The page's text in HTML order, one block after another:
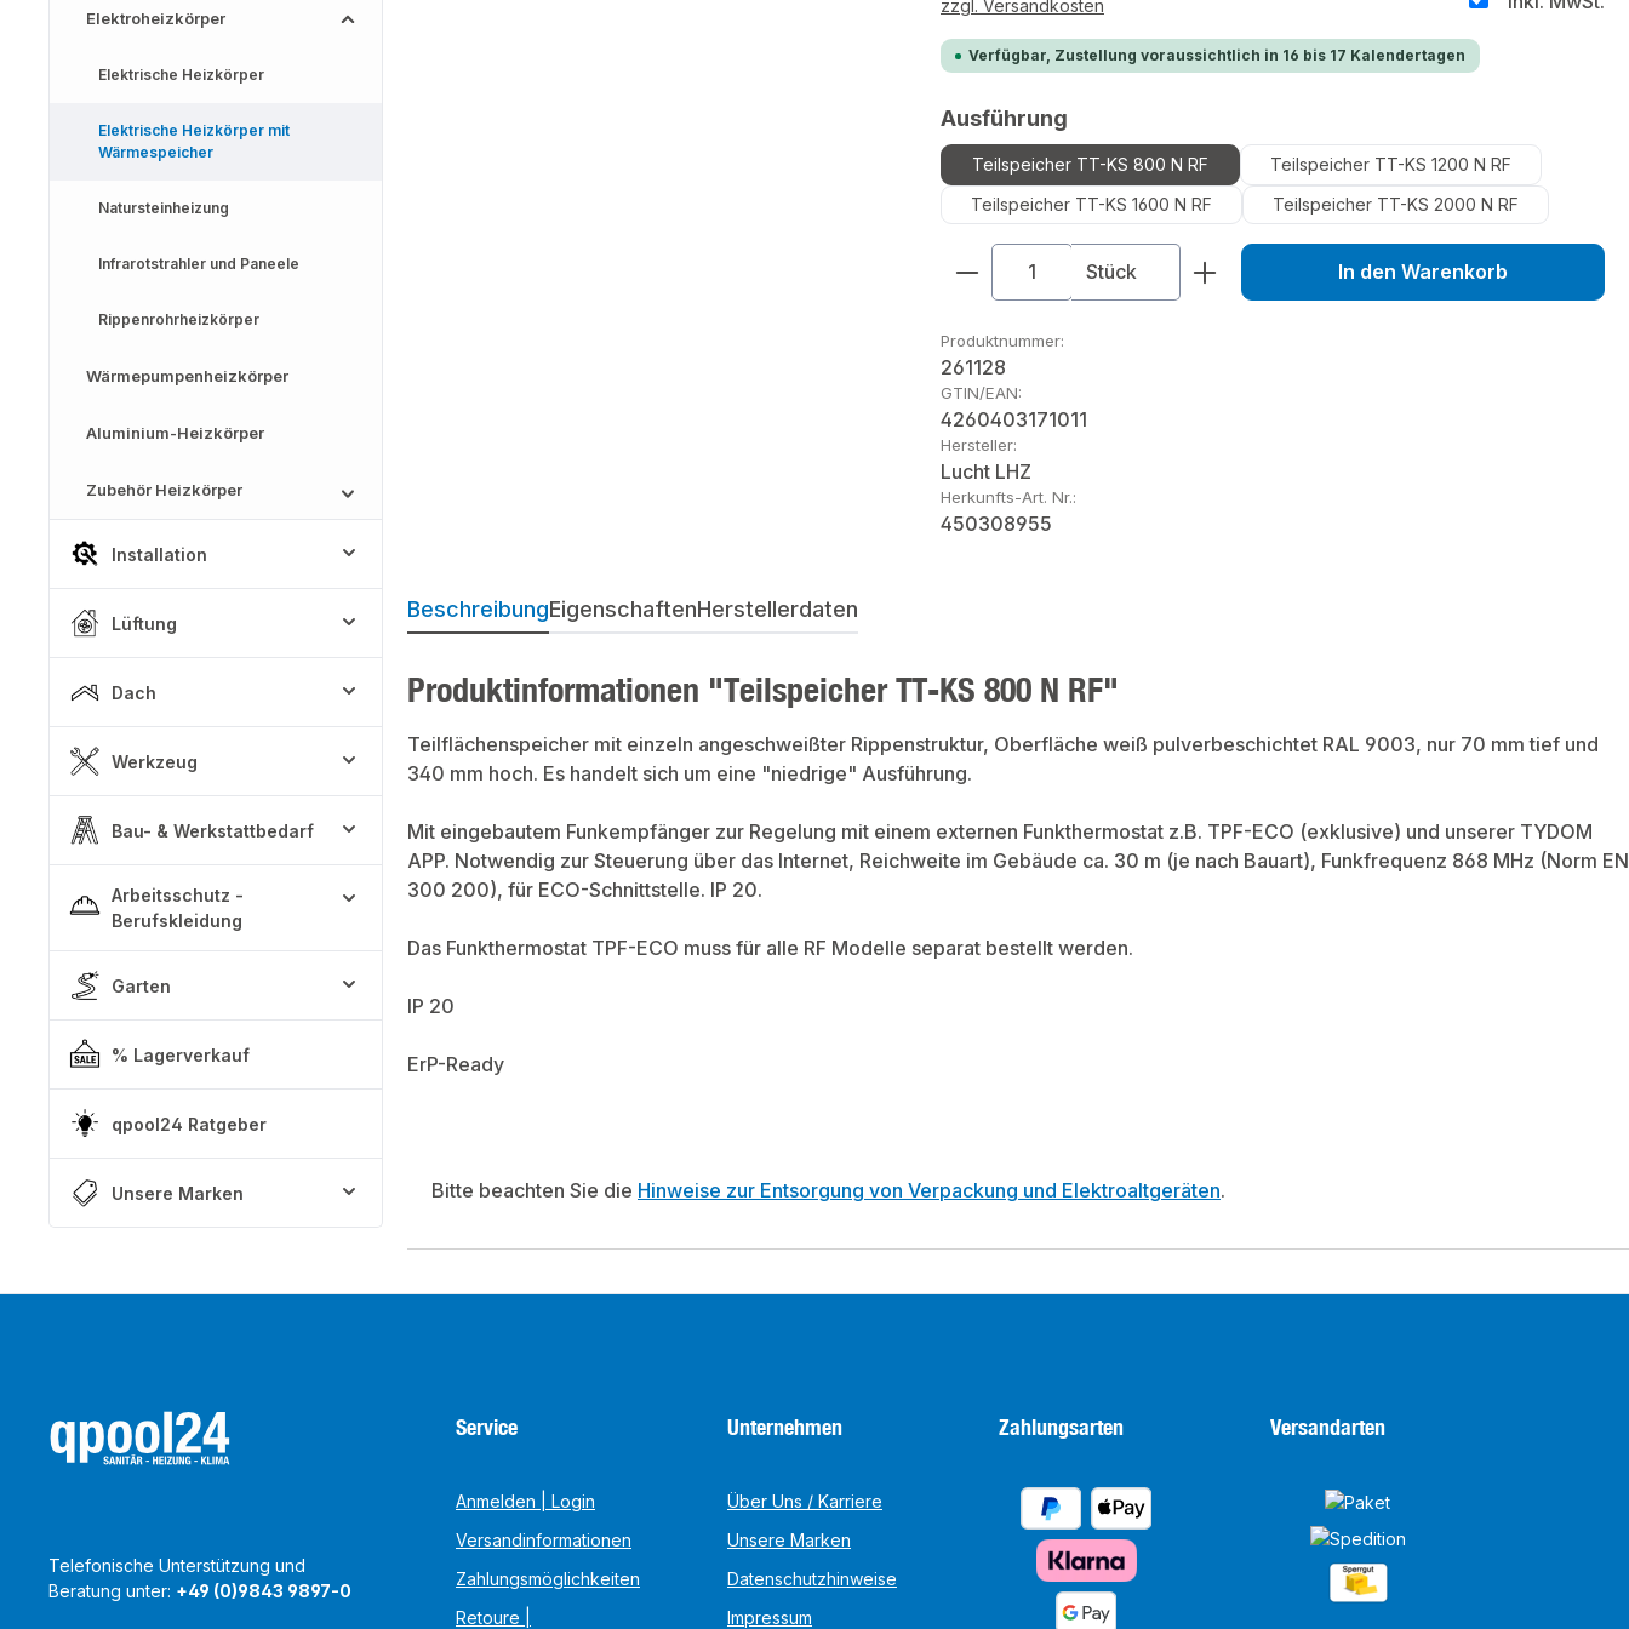
Elektroheizkörper
Elektrische Heizkörper
Elektrische Heizkörper mit
Wärmespeicher
Natursteinheizung
Infrarotstrahler und Paneele
Rippenrohrheizkörper
Wärmepumpenheizkörper
Aluminium-Heizkörper
Zubehör Heizkörper
Installation
Lüftung
Dach
Werkzeug
Bau- & Werkstattbedarf
Arbeitsschutz -
Berufskleidung
Garten
% Lagerverkauf
qpool24 Ratgeber
Unsere Marken
zzgl. Versandkosten
Verfügbar, Zustellung voraussichtlich in 16 bis 17 Kalendertagen
Ausführung
Teilspeicher TT-KS 800 N RF
Teilspeicher TT-KS 1200 N RF
Teilspeicher TT-KS 1600 N RF
Teilspeicher TT-KS 2000 N RF
Produkt Anzahl: Gib den gewünschten Wert
Stück In den Warenkorb
Produktnummer:
261128
GTIN/EAN:
4260403171011
Hersteller:
Lucht LHZ
Herkunfts-Art. Nr.:
450308955
BeschreibungEigenschaftenHerstellerdaten
Produktinformationen "Teilspeicher TT-KS 800 N RF"
Teilflächenspeicher mit einzeln angeschweißter Rippenstruktur, Oberfläche weiß pulverbeschichtet RAL 9003, nur 70 mm tief und
340 mm hoch. Es handelt sich um eine "niedrige" Ausführung.
Mit eingebautem Funkempfänger zur Regelung mit einem externen Funkthermostat z.B. TPF-ECO (exklusive) und unserer TYDOM
APP. Notwendig zur Steuerung über das Internet, Reichweite im Gebäude ca. 30 m (je nach Bauart), Funkfrequenz 868 MHz (Norm EN
300 200), für ECO-Schnittstelle. IP 20.
Das Funkthermostat TPF-ECO muss für alle RF Modelle separat bestellt werden.
IP 20
ErP-Ready
Bitte beachten Sie die Hinweise zur Entsorgung von Verpackung und Elektroaltgeräten.
Telefonische Unterstützung und
Beratung unter: +49 (0)9843 9897-0
Service
Anmelden | Login
Versandinformationen
Zahlungsmöglichkeiten
Retoure |
Unternehmen
Über Uns / Karriere
Unsere Marken
Datenschutzhinweise
Impressum
Zahlungsarten Versandarten